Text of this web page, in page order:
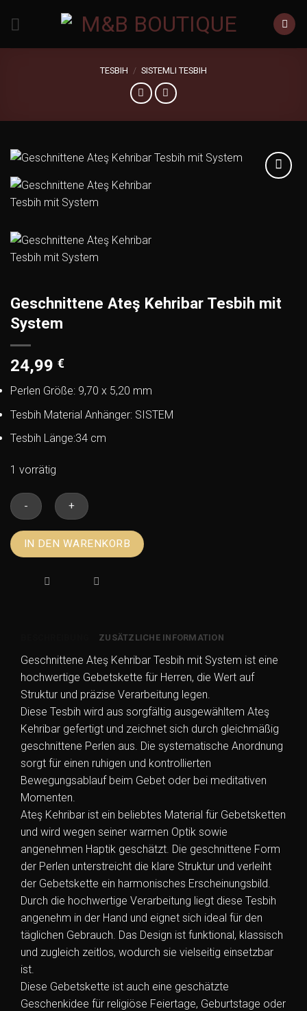
TESBIH / SISTEMLI TESBIH
Geschnittene Ateş Kehribar Tesbih mit
System
24,99 €
Perlen Größe: 9,70 x 5,20 mm
Tesbih Material Anhänger: SISTEM
Tesbih Länge:34 cm
1 vorrätig
Geschnittene
Ateş
IN DEN WARENKORB
ZUSÄTZLICHE INFORMATION
Geschnittene Ateş Kehribar Tesbih mit System ist eine
hochwertige Gebetskette für Herren, die Wert auf
Struktur und präzise Verarbeitung legen.
Diese Tesbih wird aus sorgfältig ausgewähltem Ateş
Kehribar gefertigt und zeichnet sich durch gleichmäßig
geschnittene Perlen aus. Die systematische Anordnung
sorgt für einen ruhigen und kontrollierten
Bewegungsablauf beim Gebet oder bei meditativen
Momenten.
Ateş Kehribar ist ein beliebtes Material für Gebetsketten
und wird wegen seiner warmen Optik sowie
angenehmen Haptik geschätzt. Die geschnittene Form
der Perlen unterstreicht die klare Struktur und verleiht
der Gebetskette ein harmonisches Erscheinungsbild.
Durch die hochwertige Verarbeitung liegt diese Tesbih
angenehm in der Hand und eignet sich ideal für den
täglichen Gebrauch. Das Design ist funktional, klassisch
und zugleich zeitlos, wodurch sie vielseitig einsetzbar
ist.
Diese Gebetskette ist auch eine geschätzte
Geschenkidee für religiöse Feiertage, Geburtstage oder